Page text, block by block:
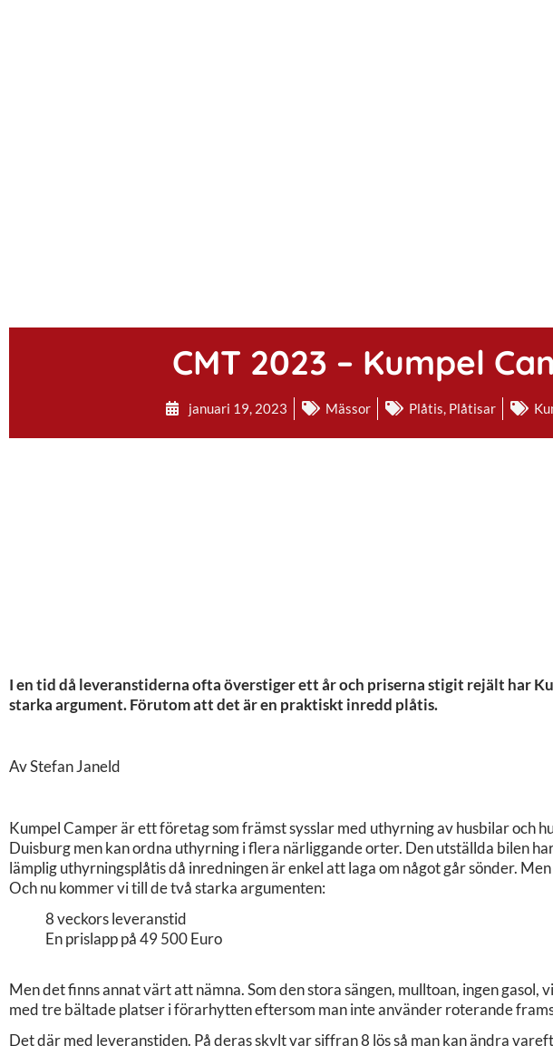
CMT 2023 – Kumpel
januari 19, 2023 Mässor Plåtis, Plåtisar
I en tid då leveranstiderna ofta överstiger ett år och priserna stigit rejält har
starka argument. Förutom att det är en praktiskt inredd plåtis.
Av Stefan Janeld
Kumpel Camper är ett företag som främst sysslar med uthyrning av husbilar och
Duisburg men kan ordna uthyrning i flera närliggande orter. Den utställda bilen
lämplig uthyrningsplåtis då inredningen är enkel att laga om något går sönder.
Och nu kommer vi till de två starka argumenten:
8 veckors leveranstid
En prislapp på 49 500 Euro
Men det finns annat värt att nämna. Som den stora sängen, mulltoan, ingen gasol,
med tre bältade platser i förarhytten eftersom man inte använder roterande
Det där med leveranstiden. På deras skylt var siffran 8 lös så man kan ändra